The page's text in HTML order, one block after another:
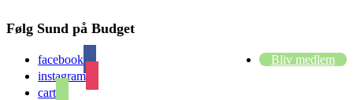
Følg Sund på Budget
facebook
instagram
cart
Bliv medlem